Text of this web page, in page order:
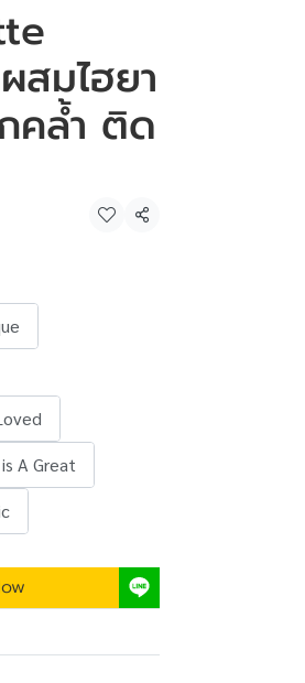
สมไฮยา
คล้ำ ติด
Share
A Great